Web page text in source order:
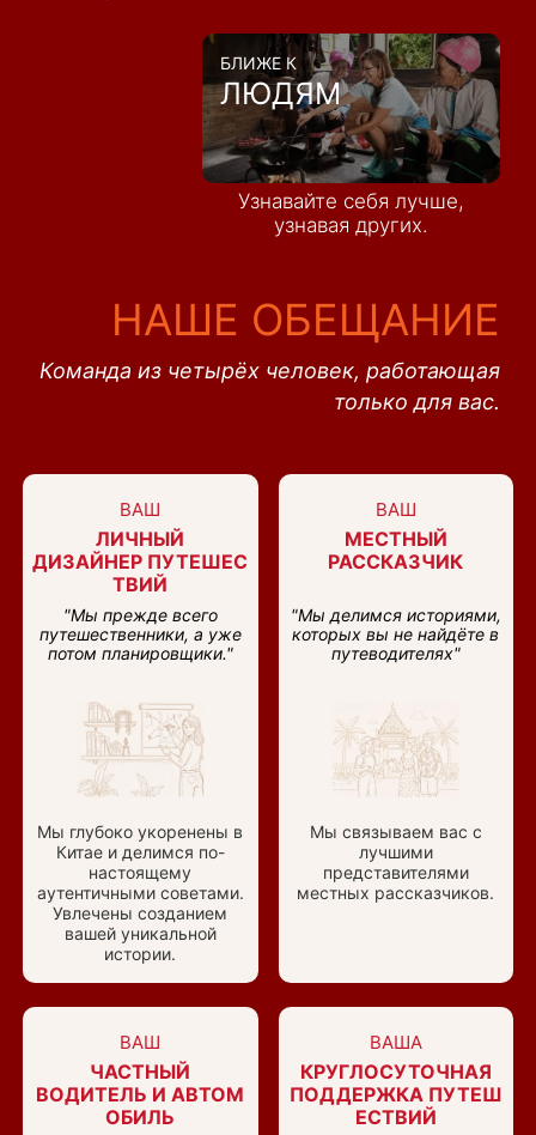
БЛИЖЕ К
ЛЮДЯМ
Узнавайте себя лучше,
узнавая других.
НАШЕ ОБЕЩАНИЕ
Команда из четырёх человек, работающая
только для вас.
ВАШ
ЛИЧНЫЙ
ДИЗАЙНЕР ПУТЕШЕС
ТВИЙ
"Мы прежде всего
путешественники, а уже
потом планировщики."
Мы глубоко укоренены в
Китае и делимся по-
настоящему
аутентичными советами.
Увлечены созданием
вашей уникальной
истории.
ВАШ
МЕСТНЫЙ
РАССКАЗЧИК
"Мы делимся историями,
которых вы не найдёте в
путеводителях"
Мы связываем вас с
лучшими
представителями
местных рассказчиков.
ВАШ
ЧАСТНЫЙ
ВОДИТЕЛЬ И АВТОМ
ОБИЛЬ
ВАША
КРУГЛОСУТОЧНАЯ
ПОДДЕРЖКА ПУТЕШ
ЕСТВИЙ